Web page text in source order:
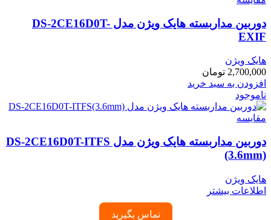
دوربین مداربسته هایک ویژن مدل DS-2CE16D0T-
EXIF
هایک ویژن
2,700,000 تومان
افزودن به سبد خرید
ناموجود
مقایسه
دوربین مداربسته هایک ویژن مدل DS-2CE16D0T-ITFS
(3.6mm)
هایک ویژن
اطلاعات بیشتر
تماس بگیرید